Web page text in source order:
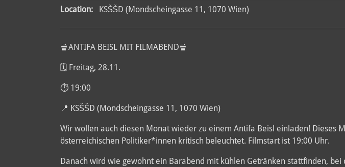
Location: KSŠŠD (Mondscheingasse 11, 1070 Wien)
🍿ANTIFA BEISL MIT FILMABEND🍿
🗓️ Freitag, 28.11.
⏱️ 19:00
📍 KSŠŠD (Mondscheingasse 11, 1070 Wien)
Wir wollen auch diesen Monat wieder zu einem Antifa Beisl einladen! Dieses
österreichischen Politiker*innen kritisch beleuchtet. Filmstart ist 19:00 Uhr.
Danach wird wie gewohnt ein Barabend mit kühlen Getränken stattfinden,